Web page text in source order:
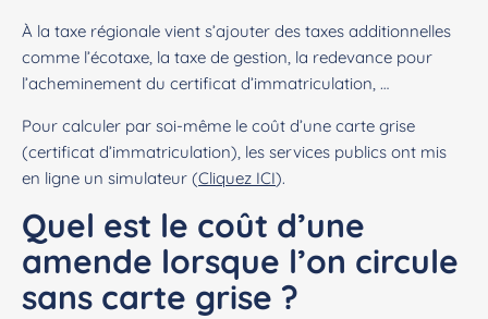
À la taxe régionale vient s’ajouter des taxes additionnelles
comme l’écotaxe, la taxe de gestion, la redevance pour
l’acheminement du certificat d’immatriculation, …
Pour calculer par soi-même le coût d’une carte grise
(certificat d’immatriculation), les services publics ont mis
en ligne un simulateur (Cliquez ICI).
Quel est le coût d’une
amende lorsque l’on circule
sans carte grise ?